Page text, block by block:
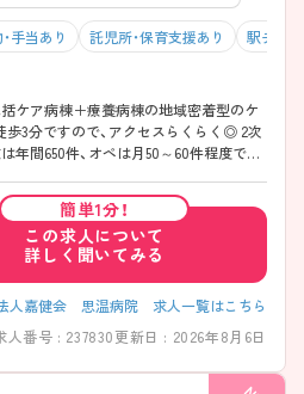
手当あり 託児所・保育支援あり 駅チカ（
ケア病棟＋療養病棟の地域密着型のケ
歩3分ですので、アクセスらくらく◎ 2次
年間650件、オペは月50～60件程度で緊
非マイナビ看護師までお問い合わせく
簡単1分！
この求人について
詳しく聞いてみる
人嘉健会 思温病院 求人一覧はこちら
人番号 : 237830更新日 : 2026年8月6日